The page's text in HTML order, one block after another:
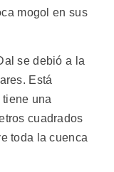
mogol en sus
se debió a la
Está
una
cuadrados
toda la cuenca